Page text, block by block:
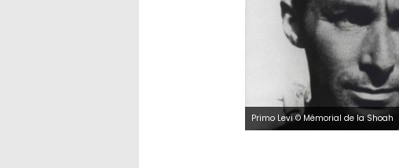
Primo Levi © Mémorial de la Shoah